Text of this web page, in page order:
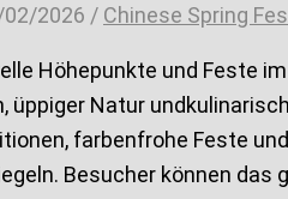
2026 / Chinese Spring
Höhepunkte und Feste
üppiger Natur
farbenfrohe Feste
Besucher können das